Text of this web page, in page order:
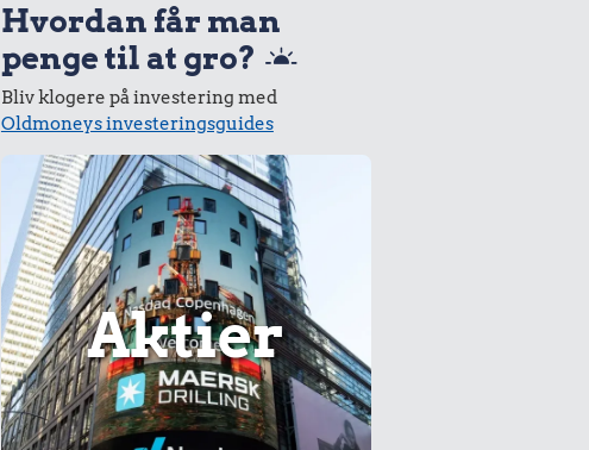
Hvordan får man
penge til at gro?
Bliv klogere på investering med
Oldmoneys investeringsguides
Aktier